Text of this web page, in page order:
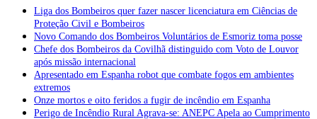
Liga dos Bombeiros quer fazer nascer licenciatura em Ciências de
Proteção Civil e Bombeiros
Novo Comando dos Bombeiros Voluntários de Esmoriz toma posse
Chefe dos Bombeiros da Covilhã distinguido com Voto de Louvor
após missão internacional
Apresentado em Espanha robot que combate fogos em ambientes
extremos
Onze mortos e oito feridos a fugir de incêndio em Espanha
Perigo de Incêndio Rural Agrava-se: ANEPC Apela ao Cumprimento